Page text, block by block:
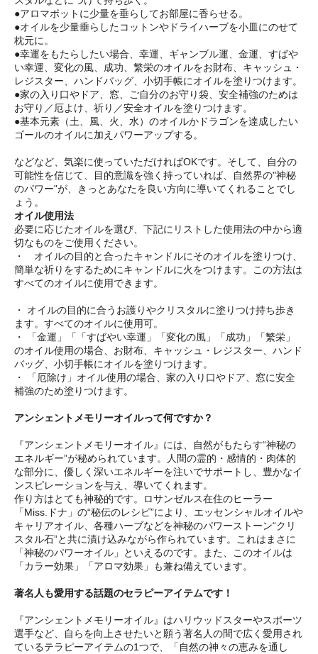
●アロマポットに少量を垂らしてお部屋に香らせる。
●オイルを少量垂らしたコットンやドライハーブを小皿にのせて
枕元に。
●幸運をもたらしたい場合、幸運、ギャンブル運、金運、すばや
い幸運、変化の風、成功、繁栄のオイルをお財布、キャッシュ・
レジスター、ハンドバッグ、小切手帳にオイルを塗りつけます。
●家の入り口やドア、窓、ご自分のお守り袋、安全補強のためは
お守り／厄よけ、祈り／安全オイルを塗りつけます。
●基本元素（土、風、火、水）のオイルかドラゴンを達成したい
ゴールのオイルに加えパワーアップする。
などなど、気楽に使っていただければOKです。そして、自分の
可能性を信じて、目的意識を強く持っていれば、自然界の"神秘
のパワー"が、きっとあなたを良い方向に導いてくれることでし
ょう。
オイル使用法
必要に応じたオイルを選び、下記にリストした使用法の中から適
切なものをご使用ください。
・ オイルの目的と合ったキャンドルにそのオイルを塗りつけ、
簡単な祈りをするためにキャンドルに火をつけます。この方法は
すべてのオイルに使用できます。
・ オイルの目的に合うお護りやクリスタルに塗りつけ持ち歩き
ます。すべてのオイルに使用可。
・ 「金運」「「すばやい幸運」「変化の風」「成功」「繁栄」
のオイル使用の場合、お財布、キャッシュ・レジスター、ハンド
バッグ、小切手帳にオイルを塗りつけます。
・ 「厄除け」オイル使用の場合、家の入り口やドア、窓に安全
補強のため塗りつけます。
アンシェントメモリーオイルって何ですか？
『アンシェントメモリーオイル』には、自然がもたらす“神秘の
エネルギー”が秘められています。人間の霊的・感情的・肉体的
な部分に、優しく深いエネルギーを注いでサポートし、豊かなイ
ンスピレーションを与え、導いてくれます。
作り方はとても神秘的です。ロサンゼルス在住のヒーラー
「Miss.ドナ」の“秘伝のレシピ”により、エッセンシャルオイルや
キャリアオイル、各種ハーブなどを神秘のパワーストーン“クリ
スタル石”と共に漬け込みながら作られています。これはまさに
「神秘のパワーオイル」といえるのです。また、このオイルは
「カラー効果」「アロマ効果」も兼ね備えています。
著名人も愛用する話題のセラピーアイテムです！
『アンシェントメモリーオイル』はハリウッドスターやスポーツ
選手など、自らを向上させたいと願う著名人の間で広く愛用され
ているテラピーアイテムの1つで、「自然の神々の恵みを通し